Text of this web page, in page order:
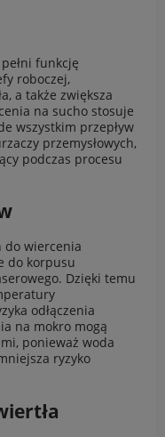
funkcję
roboczej,
a także zwiększa
na sucho stosuje
wszystkim przepływ
przemysłowych,
podczas procesu
do wiercenia
do korpusu
Dzięki temu
odłączenia
na mokro mogą
ponieważ woda
ryzyko